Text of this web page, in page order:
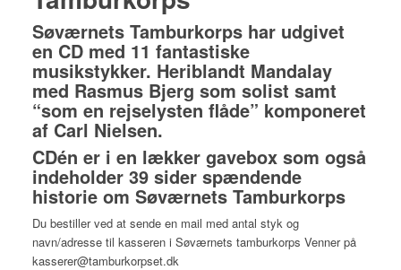
Søværnets Tamburkorps har udgivet
en CD med 11 fantastiske
musikstykker. Heriblandt Mandalay
med Rasmus Bjerg som solist samt
“som en rejselysten flåde” komponeret
af Carl Nielsen.
CDén er i en lækker gavebox som også
indeholder 39 sider spændende
historie om Søværnets Tamburkorps
Du bestiller ved at sende en mail med antal styk og
navn/adresse til kasseren i Søværnets tamburkorps Venner på
kasserer@tamburkorpset.dk